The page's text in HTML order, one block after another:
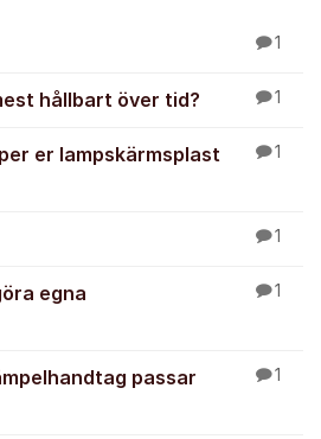
1
hållbart över tid? 1
er lampskärmsplast
1
1
egna
1
passar
1